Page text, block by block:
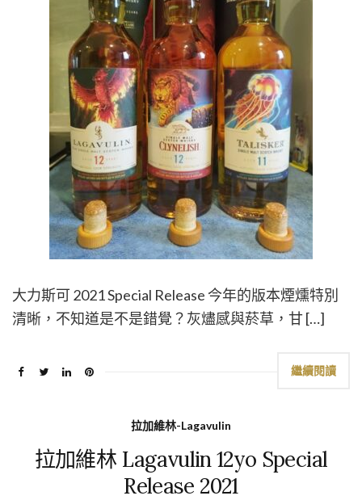
大力斯可 2021 Special Release 今年的版本煙燻特別
清晰，不知道是不是錯覺？灰燼感與菸草，甘 […]
繼續閱讀
拉加維林-Lagavulin
拉加維林 Lagavulin 12yo Special
Release 2021